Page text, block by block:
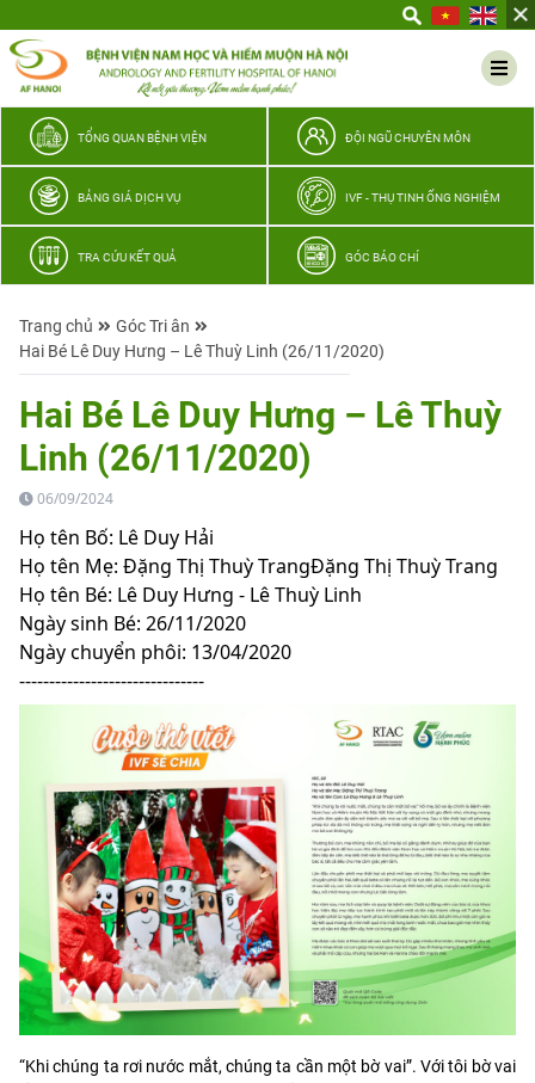
thương
TỔNG QUAN BỆNH VIỆN ĐỘI NGŨ CHUYÊN MÔN
BẢNG GIÁ DỊCH VỤ IVF - THỤ TINH ỐNG NGHIỆM
TRA CỨU KẾT QUẢ GÓC BÁO CHÍ
Trang chủ
Góc Tri ân
Hai Bé Lê Duy Hưng – Lê Thuỳ Linh (26/11/2020)
Hai Bé Lê Duy Hưng – Lê Thuỳ
Linh (26/11/2020)
06/09/2024
Họ tên Bố: Lê Duy Hải
Họ tên Mẹ: Đặng Thị Thuỳ TrangĐặng Thị Thuỳ Trang
Họ tên Bé: Lê Duy Hưng - Lê Thuỳ Linh
Ngày sinh Bé: 26/11/2020
Ngày chuyển phôi: 13/04/2020
-------------------------------
“Khi chúng ta rơi nước mắt, chúng ta cần một bờ vai”. Với tôi bờ vai